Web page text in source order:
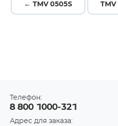
← TMV 0505S
Телефон:
8 800 1000-321
Адрес для заказа: